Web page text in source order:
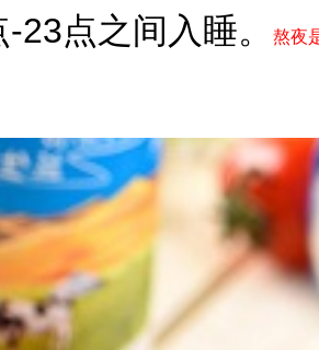
23点之间入睡。熬夜